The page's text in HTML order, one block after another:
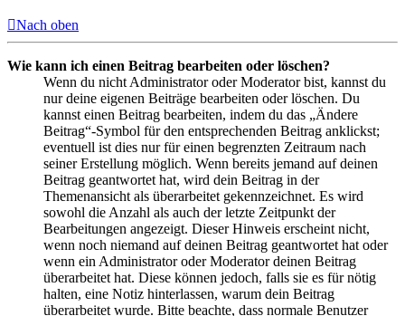
Nach oben
Wie kann ich einen Beitrag bearbeiten oder löschen?
Wenn du nicht Administrator oder Moderator bist, kannst du
nur deine eigenen Beiträge bearbeiten oder löschen. Du
kannst einen Beitrag bearbeiten, indem du das „Ändere
Beitrag“-Symbol für den entsprechenden Beitrag anklickst;
eventuell ist dies nur für einen begrenzten Zeitraum nach
seiner Erstellung möglich. Wenn bereits jemand auf deinen
Beitrag geantwortet hat, wird dein Beitrag in der
Themenansicht als überarbeitet gekennzeichnet. Es wird
sowohl die Anzahl als auch der letzte Zeitpunkt der
Bearbeitungen angezeigt. Dieser Hinweis erscheint nicht,
wenn noch niemand auf deinen Beitrag geantwortet hat oder
wenn ein Administrator oder Moderator deinen Beitrag
überarbeitet hat. Diese können jedoch, falls sie es für nötig
halten, eine Notiz hinterlassen, warum dein Beitrag
überarbeitet wurde. Bitte beachte, dass normale Benutzer